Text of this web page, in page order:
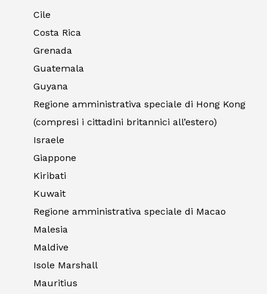
Cile
Costa Rica
Grenada
Guatemala
Guyana
Regione amministrativa speciale di Hong Kong
(compresi i cittadini britannici all’estero)
Israele
Giappone
Kiribati
Kuwait
Regione amministrativa speciale di Macao
Malesia
Maldive
Isole Marshall
Mauritius